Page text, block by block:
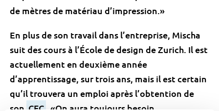
de mètres de matériau d’impression.»
En plus de son travail dans l’entreprise, Mischa
suit des cours à l’École de design de Zurich. Il est
actuellement en deuxième année
d’apprentissage, sur trois ans, mais il est certain
qu’il trouvera un emploi après l’obtention de
son CFC . «On aura toujours besoin